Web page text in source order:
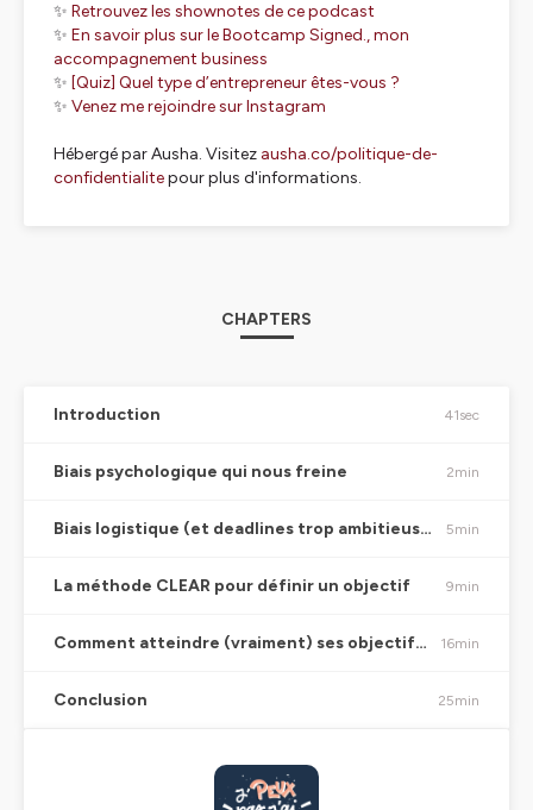
✨ Retrouvez les shownotes de ce podcast
✨ En savoir plus sur le Bootcamp Signed., mon
accompagnement business
✨ [Quiz] Quel type d’entrepreneur êtes-vous ?
✨ Venez me rejoindre sur Instagram
Hébergé par Ausha. Visitez ausha.co/politique-de-
confidentialitepour plus d'informations.
CHAPTERS
Introduction 41sec
Biais psychologique qui nous freine 2min
Biais logistique (et deadlines trop ambitieuses) 5min
La méthode CLEAR pour définir un objectif 9min
Comment atteindre (vraiment) ses objectifs ? 16min
Conclusion 25min